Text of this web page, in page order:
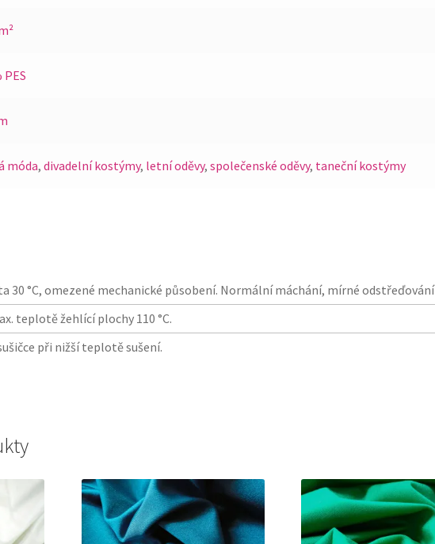
PES
móda, divadelní kostýmy, letní oděvy, společenské oděvy, taneční kostýmy
30 °C, omezené mechanické působení. Normální máchání, mírné
teplotě žehlící plochy 110 °C.
při nižší teplotě sušení.